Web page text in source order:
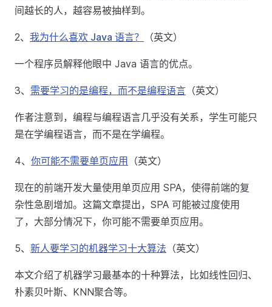
间越长的人，越容易被抽样到。
2、 我为什么喜欢 Java 语言？ （英文）
一个程序员解释他眼中 Java 语言的优点。
3、 需要学习的是编程，而不是编程语言 （英文）
作者注意到，编程与编程语言几乎没有关系，学生可能只
是在学编程语言，而不是在学编程。
4、 你可能不需要单页应用 （英文）
现在的前端开发大量使用单页应用 SPA，使得前端的复
杂性急剧增加。这篇文章提出，SPA 可能被过度使用
了，大部分情况下，你可能不需要单页应用。
5、 新人要学习的机器学习十大算法 （英文）
本文介绍了机器学习最基本的十种算法，比如线性回归、
朴素贝叶斯、KNN聚合等。